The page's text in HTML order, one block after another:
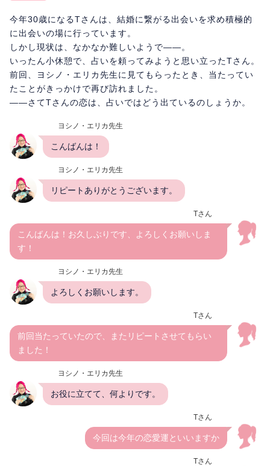
今年30歳になるTさんは、結婚に繋がる出会いを求め積極的
に出会いの場に行っています。
しかし現状は、なかなか難しいようで――。
いったん小休憩で、占いを頼ってみようと思い立ったTさん。
前回、ヨシノ・エリカ先生に見てもらったとき、当たってい
たことがきっかけで再び訪れました。
――さてTさんの恋は、占いではどう出ているのしょうか。
ヨシノ・エリカ先生
こんばんは！
ヨシノ・エリカ先生
リピートありがとうございます。
Tさん
こんばんは！お久しぶりです、よろしくお願いしま
す！
ヨシノ・エリカ先生
よろしくお願いします。
Tさん
前回当たっていたので、またリピートさせてもらい
ました！
ヨシノ・エリカ先生
お役に立てて、何よりです。
Tさん
今回は今年の恋愛運といいますか
Tさん